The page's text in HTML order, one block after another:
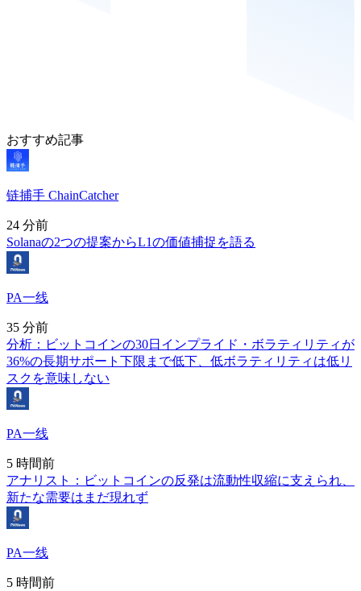
おすすめ記事
链捕手 ChainCatcher
24 分前
Solanaの2つの提案からL1の価値捕捉を語る
PA一线
35 分前
分析：ビットコインの30日インプライド・ボラティリティが
36%の長期サポート下限まで低下、低ボラティリティは低リ
スクを意味しない
PA一线
5 時間前
アナリスト：ビットコインの反発は流動性収縮に支えられ、
新たな需要はまだ現れず
PA一线
5 時間前